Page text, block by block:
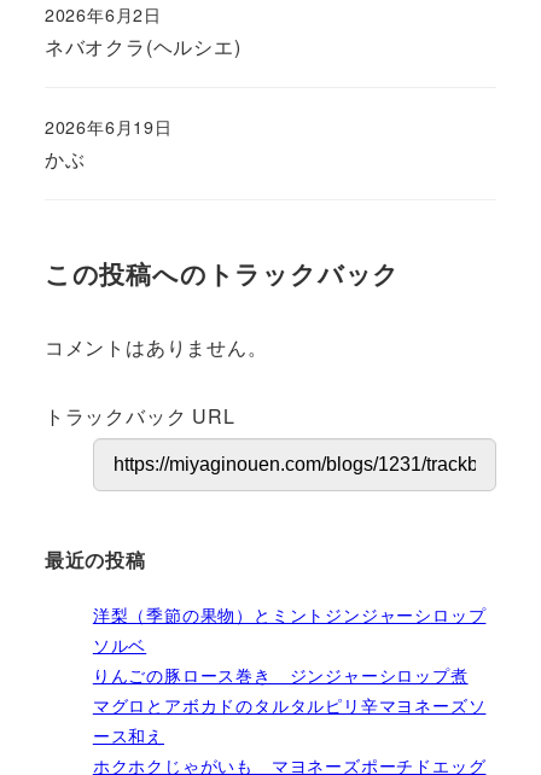
ネバオクラ(ヘルシエ)
投稿日
2026年6月2日
かぶ
投稿日
2026年6月19日
この投稿へのトラックバック
コメントはありません。
トラックバック URL
最近の投稿
洋梨（季節の果物）とミントジンジャーシロップ
ソルベ
りんごの豚ロース巻き ジンジャーシロップ煮
マグロとアボカドのタルタルピリ辛マヨネーズソ
ース和え
ホクホクじゃがいも マヨネーズポーチドエッグ